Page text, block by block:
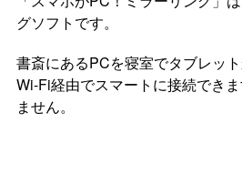
グソフトです。
書斎にあるPCを寝室でタブレッ
Wi-Fi経由でスマートに接続でき
ません。